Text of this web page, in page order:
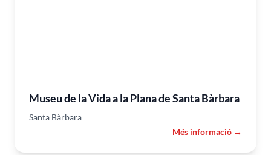
Museu de la Vida a la Plana de Santa Bàrbara
Santa Bàrbara
Més informació →